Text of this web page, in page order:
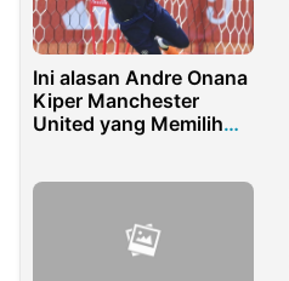
Ini alasan Andre Onana
Kiper Manchester
United yang Memilih